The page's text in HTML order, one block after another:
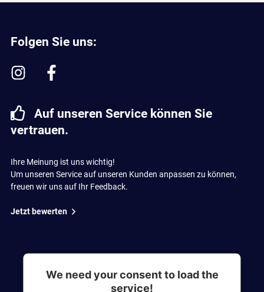
Folgen Sie uns:
Auf unseren Service können Sie
vertrauen.
Ihre Meinung ist uns wichtig!
Um unseren Service auf unseren Kunden anpassen zu können,
freuen wir uns auf Ihr Feedback.
Jetzt bewerten
We need your consent to load the
service!